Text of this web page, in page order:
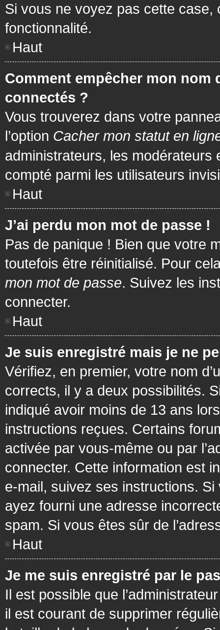
Si vous ne voyez pas cette case,
fonctionnalité.
Haut
Comment empêcher mon nom
connectés ?
Vous trouverez dans votre
l’option Cacher mon statut en
administrateurs, les
compté parmi les utilisateurs
Haut
J’ai perdu mon mot de passe !
Pas de panique ! Bien que votre
toutefois être réinitialisé. Pour
mon mot de passe. Suivez les
connecter.
Haut
Je suis enregistré mais je ne
Vérifiez, en premier, votre nom
corrects, il y a deux possibilités.
indiqué avoir moins de 13 ans
instructions reçues. Certains
activée par vous-même ou par
connecter. Cette information est
e-mail, suivez ses instructions. Si
ayez fourni une adresse
spam. Si vous êtes sûr de
Haut
Je me suis enregistré par le
Il est possible que
il est courant de supprimer